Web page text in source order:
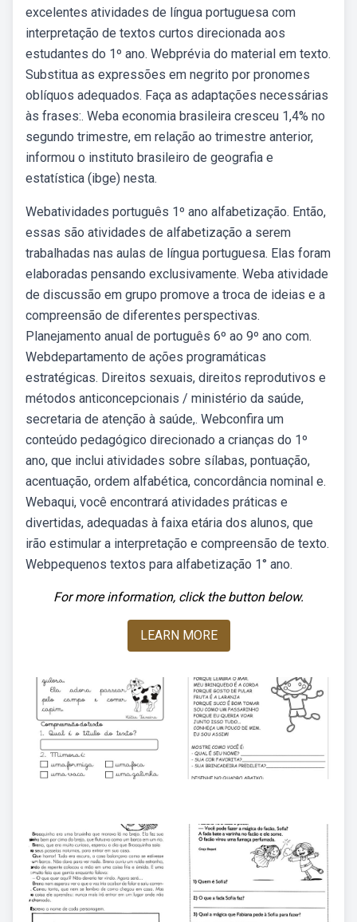
excelentes atividades de língua portuguesa com
interpretação de textos curtos direcionada aos
estudantes do 1º ano. Webprévia do material em texto.
Substitua as expressões em negrito por pronomes
oblíquos adequados. Faça as adaptações necessárias
às frases:. Weba economia brasileira cresceu 1,4% no
segundo trimestre, em relação ao trimestre anterior,
informou o instituto brasileiro de geografia e
estatística (ibge) nesta.
Webatividades português 1º ano alfabetização. Então,
essas são atividades de alfabetização a serem
trabalhadas nas aulas de língua portuguesa. Elas foram
elaboradas pensando exclusivamente. Weba atividade
de discussão em grupo promove a troca de ideias e a
compreensão de diferentes perspectivas.
Planejamento anual de português 6º ao 9º ano com.
Webdepartamento de ações programáticas
estratégicas. Direitos sexuais, direitos reprodutivos e
métodos anticoncepcionais / ministério da saúde,
secretaria de atenção à saúde,. Webconfira um
conteúdo pedagógico direcionado a crianças do 1º
ano, que inclui atividades sobre sílabas, pontuação,
acentuação, ordem alfabética, concordância nominal e.
Webaqui, você encontrará atividades práticas e
divertidas, adequadas à faixa etária dos alunos, que
irão estimular a interpretação e compreensão de texto.
Webpequenos textos para alfabetização 1° ano.
For more information, click the button below.
LEARN MORE